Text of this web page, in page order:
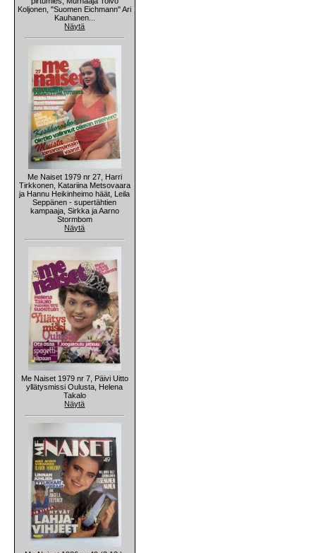
Koljonen, "Suomen Eichmann" Ari
Kauhanen...
Näytä
Me Naiset 1979 nr 27, Harri
Tirkkonen, Katariina Metsovaara
ja Hannu Heikinheimo häät, Leila
Seppänen - supertähtien
kampaaja, Sirkka ja Aarno
Stormbom
Näytä
Me Naiset 1979 nr 7, Päivi Uitto
yllätysmissi Oulusta, Helena
Takalo
Näytä